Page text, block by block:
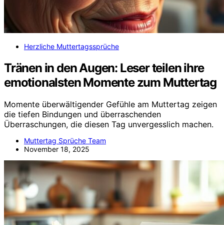
Herzliche Muttertagssprüche
Tränen in den Augen: Leser teilen ihre
emotionalsten Momente zum Muttertag
Momente überwältigender Gefühle am Muttertag zeigen
die tiefen Bindungen und überraschenden
Überraschungen, die diesen Tag unvergesslich machen.
Muttertag Sprüche Team
November 18, 2025